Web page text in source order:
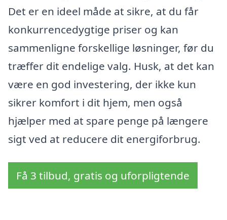
Det er en ideel måde at sikre, at du får
konkurrencedygtige priser og kan
sammenligne forskellige løsninger, før du
træffer dit endelige valg. Husk, at det kan
være en god investering, der ikke kun
sikrer komfort i dit hjem, men også
hjælper med at spare penge på længere
sigt ved at reducere dit energiforbrug.
Få 3 tilbud, gratis og uforpligtende